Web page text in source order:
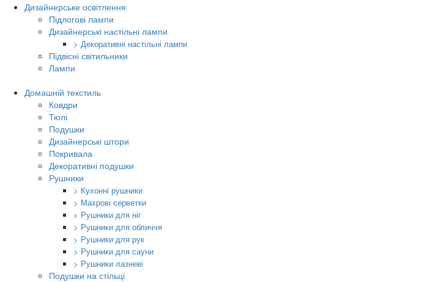
Дизайнерське освітлення
Підлогові лампи
Дизайнерські настільні лампи
> Декоративні настільні лампи
Підвісні світильники
Лампи
Домашній текстиль
Ковдри
Тюлі
Подушки
Дизайнерські штори
Покривала
Декоративні подушки
Рушники
> Кухонні рушники
> Махрові серветки
> Рушники для ніг
> Рушники для обличчя
> Рушники для рук
> Рушники для сауни
> Рушники лазневі
Подушки на стільці